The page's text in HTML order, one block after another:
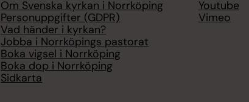
Om Svenska kyrkan i Norrköping
Personuppgifter (GDPR)
Vad händer i kyrkan?
Jobba i Norrköpings pastorat
Boka vigsel i Norrköping
Boka dop i Norrköping
Sidkarta
Youtube
Vimeo